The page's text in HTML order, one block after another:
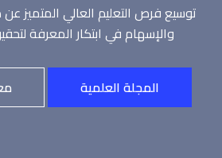
توسيع فرص التعليم العالي المتميز
والإسهام في ابتكار المعرفة
المجلة العلمية